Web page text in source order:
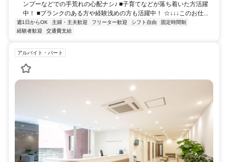
ンプーなどでの手荒れの心配ナシ♪ ■子育てなどが落ち着いた方活躍
中！ ■ブランクのある方や経験浅めの方も活躍中！ ☆↓↓↓このお仕...
週1日からOK 主婦・主夫歓迎 フリーター歓迎 シフト自由
固定時間制
経験者歓迎
交通費支給
アルバイト・パート